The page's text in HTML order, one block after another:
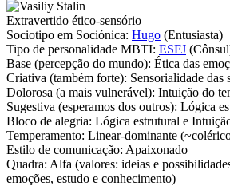
Extravertido ético-sensório
Sociotipo em Sociónica: Hugo (Entusiasta)
Tipo de personalidade MBTI: ESFJ
Base (percepção do mundo): Ética das
Criativa (também forte): Sensorialidade das
Dolorosa (a mais vulnerável): Intuição do
Sugestiva (esperamos dos outros): Lógica
Bloco de alegria: Lógica estrutural e
Temperamento: Linear-dominante
Estilo de comunicação: Apaixonado
Quadra: Alfa (valores: ideias e
emoções, estudo e conhecimento)